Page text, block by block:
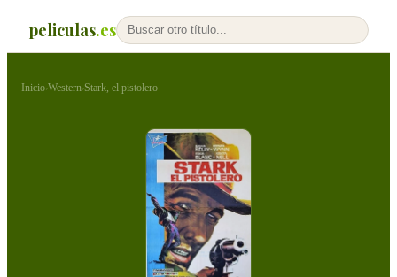
peliculas.es
Inicio›Western›Stark, el pistolero